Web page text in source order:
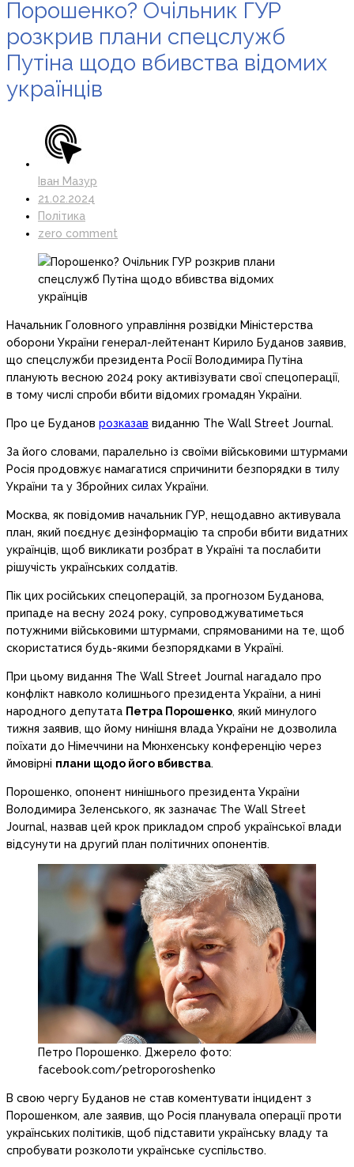
Порошенко? Очільник ГУР
розкрив плани спецслужб
Путіна щодо вбивства відомих
українців
Іван Мазур
21.02.2024
Політика
zero comment
Начальник Головного управління розвідки Міністерства
оборони України генерал-лейтенант Кирило Буданов заявив,
що спецслужби президента Росії Володимира Путіна
планують весною 2024 року активізувати свої спецоперації,
в тому числі спроби вбити відомих громадян України.
Про це Буданов розказав виданню The Wall Street Journal.
За його словами, паралельно із своїми військовими штурмами
Росія продовжує намагатися спричинити безпорядки в тилу
України та у Збройних силах України.
Москва, як повідомив начальник ГУР, нещодавно активувала
план, який поєднує дезінформацію та спроби вбити видатних
українців, щоб викликати розбрат в Україні та послабити
рішучість українських солдатів.
Пік цих російських спецоперацій, за прогнозом Буданова,
припаде на весну 2024 року, супроводжуватиметься
потужними військовими штурмами, спрямованими на те, щоб
скористатися будь-якими безпорядками в Україні.
При цьому видання The Wall Street Journal нагадало про
конфлікт навколо колишнього президента України, а нині
народного депутата Петра Порошенко, який минулого
тижня заявив, що йому нинішня влада України не дозволила
поїхати до Німеччини на Мюнхенську конференцію через
ймовірні плани щодо його вбивства.
Порошенко, опонент нинішнього президента України
Володимира Зеленського, як зазначає The Wall Street
Journal, назвав цей крок прикладом спроб української влади
відсунути на другий план політичних опонентів.
Петро Порошенко. Джерело фото:
facebook.com/petroporoshenko
В свою чергу Буданов не став коментувати інцидент з
Порошенком, але заявив, що Росія планувала операції проти
українських політиків, щоб підставити українську владу та
спробувати розколоти українське суспільство.